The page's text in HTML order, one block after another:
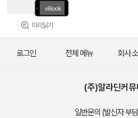
미리읽기
로그인 전체 메뉴 회사
(주)알라딘커뮤
일반문의 (발신자 부